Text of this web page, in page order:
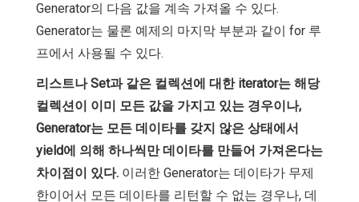
Generator의 다음 값을 계속 가져올 수 있다.
Generator는 물론 예제의 마지막 부분과 같이 for 루
프에서 사용될 수 있다.
리스트나 Set과 같은 컬렉션에 대한 iterator는 해당
컬렉션이 이미 모든 값을 가지고 있는 경우이나,
Generator는 모든 데이타를 갖지 않은 상태에서
yield에 의해 하나씩만 데이타를 만들어 가져온다는
차이점이 있다. 이러한 Generator는 데이타가 무제
한이어서 모든 데이타를 리턴할 수 없는 경우나, 데